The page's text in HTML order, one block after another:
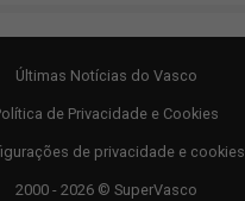
Últimas Notícias do Vasco
de Privacidade e Cookies
de privacidade e cookies
2000 - 2026 © SuperVasco